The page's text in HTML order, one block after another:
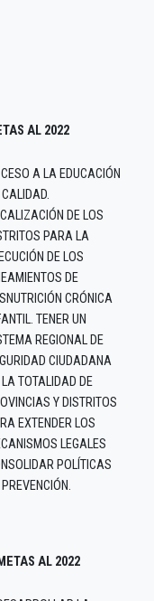
AL 2022
A LA EDUCACIÓN
CALIDAD.
DE LOS
PARA LA
DE LOS
DE
CRÓNICA
TENER UN
REGIONAL DE
CIUDADANA
LA TOTALIDAD DE
Y DISTRITOS
EXTENDER LOS
LEGALES
POLÍTICAS
PREVENCIÓN.
METAS AL 2022